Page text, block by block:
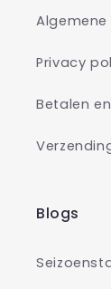
Privacy
Betalen
Blogs